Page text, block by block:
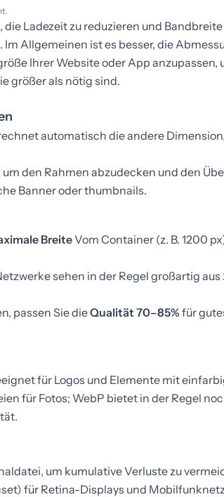
Ladezeit zu reduzieren und Bandbreite
Allgemeinen ist es besser, die
Ihrer Website oder App anzupassen,
größer als nötig sind.
automatisch die andere
den Rahmen abzudecken und den
Banner oder thumbnails.
BreiteVom Container (z. B. 1200
sehen in der Regel großartig aus
passen Sie dieQualität 70–85% für
für Logos und Elemente mit
für Fotos; WebP bietet in der Regel
um kumulative Verluste zu
für Retina-Displays und